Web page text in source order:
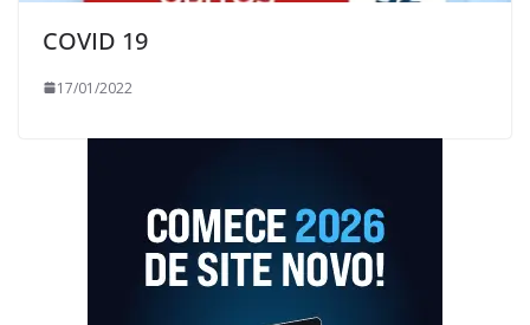
COVID 19
17/01/2022